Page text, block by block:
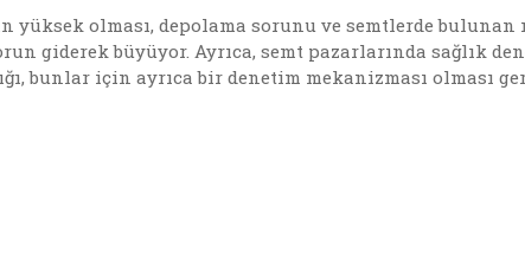
yüksek olması, depolama sorunu ve semtlerde
giderek büyüyor. Ayrıca, semt pazarlarında sağlık
bunlar için ayrıca bir denetim mekanizması olması